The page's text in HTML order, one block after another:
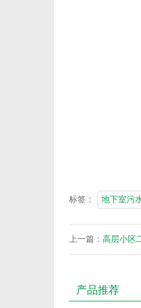
标签： 地下室污
上一篇： 高层小区
产品推荐